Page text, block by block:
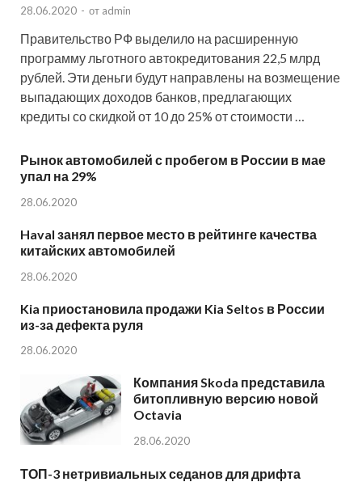
28.06.2020 - от admin
Правительство РФ выделило на расширенную
программу льготного автокредитования 22,5 млрд
рублей. Эти деньги будут направлены на возмещение
выпадающих доходов банков, предлагающих
кредиты со скидкой от 10 до 25% от стоимости …
Рынок автомобилей с пробегом в России в мае
упал на 29%
28.06.2020
Haval занял первое место в рейтинге качества
китайских автомобилей
28.06.2020
Kia приостановила продажи Kia Seltos в России
из-за дефекта руля
28.06.2020
Компания Skoda представила
битопливную версию новой
Octavia
28.06.2020
ТОП-3 нетривиальных седанов для дрифта